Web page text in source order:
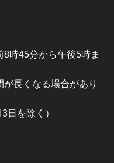
時45分から午後5時ま
長くなる場合があり
日を除く）